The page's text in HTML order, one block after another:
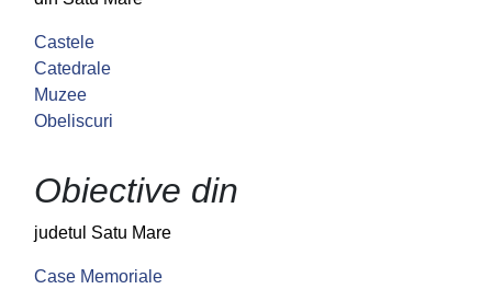
Castele
Catedrale
Muzee
Obeliscuri
Obiective din
judetul Satu Mare
Case Memoriale